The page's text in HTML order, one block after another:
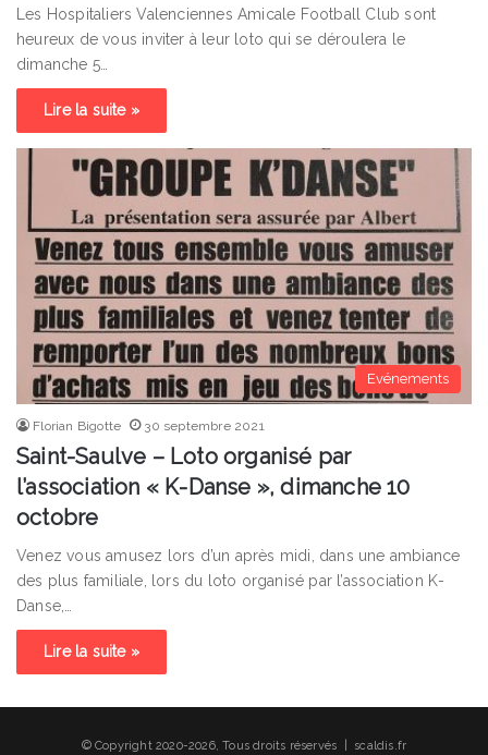
Les Hospitaliers Valenciennes Amicale Football Club sont
heureux de vous inviter à leur loto qui se déroulera le
dimanche 5…
Lire la suite »
Evénements
Florian Bigotte 30 septembre 2021
Saint-Saulve – Loto organisé par
l’association « K-Danse », dimanche 10
octobre
Venez vous amusez lors d’un après midi, dans une ambiance
des plus familiale, lors du loto organisé par l’association K-
Danse,…
Lire la suite »
© Copyright 2020-2026, Tous droits réservés | scaldis.fr